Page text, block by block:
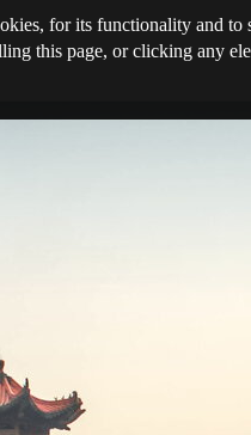
for its functionality and
this page, or clicking any